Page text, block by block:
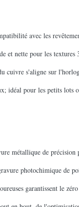
avec les
et nette pour les
cuivre s'aligne sur
idéal pour les petits lots
métallique de
photochimique de
garantissent le